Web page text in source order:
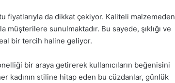
fiyatlarıyla da dikkat çekiyor. Kaliteli malzemeden
sunulmaktadır. Bu sayede, şıklığı ve
bir tercih haline geliyor.
bir araya getirerek kullanıcıların beğenisini
kadının stiline hitap eden bu cüzdanlar, günlük